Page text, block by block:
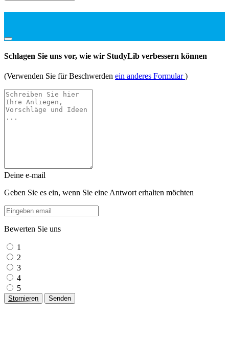
Schlagen Sie uns vor, wie wir StudyLib verbessern können
(Verwenden Sie für Beschwerden ein anderes Formular)
Deine e-mail
Geben Sie es ein, wenn Sie eine Antwort erhalten möchten
Bewerten Sie uns
1
2
3
4
5
Stornieren Senden